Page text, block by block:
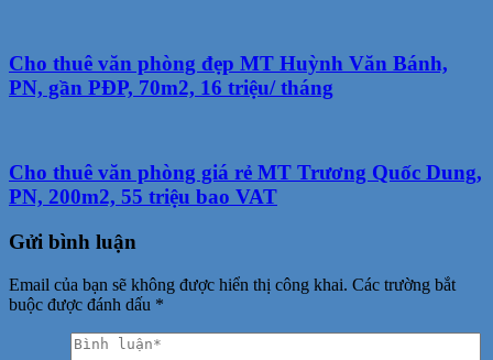
Cho thuê văn phòng đẹp MT Huỳnh Văn Bánh,
PN, gần PĐP, 70m2, 16 triệu/ tháng
Cho thuê văn phòng giá rẻ MT Trương Quốc Dung,
PN, 200m2, 55 triệu bao VAT
Gửi bình luận
Email của bạn sẽ không được hiển thị công khai. Các trường bắt
buộc được đánh dấu *